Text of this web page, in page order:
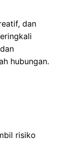
dan
hubungan.
risiko